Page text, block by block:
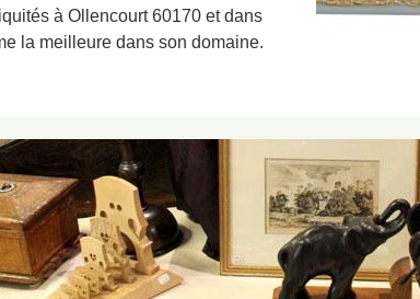
à Ollencourt 60170 et dans
la meilleure dans son domaine.